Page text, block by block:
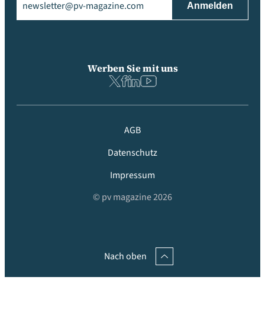
Werben Sie mit uns
AGB
Datenschutz
Impressum
© pv magazine 2026
Nach oben